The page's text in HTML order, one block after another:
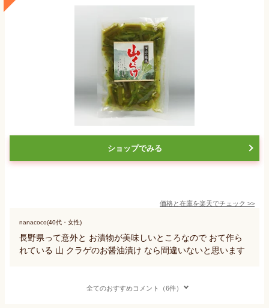
ショップでみる
価格と在庫を楽天でチェック >>
nanacoco(40代・女性)
長野県って意外と お漬物が美味しいところなので おて作ら
れている 山 クラゲのお醤油漬け なら間違いないと思います
全てのおすすめコメント（6件）